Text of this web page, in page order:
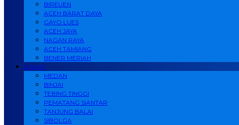
BIREUEN
ACEH BARAT DAYA
GAYO LUES
ACEH JAYA
NAGAN RAYA
ACEH TAMIANG
BENER MERIAH
SUMUT
MEDAN
BINJAI
TEBING TINGGI
PEMATANG SIANTAR
TANJUNG BALAI
SIBOLGA